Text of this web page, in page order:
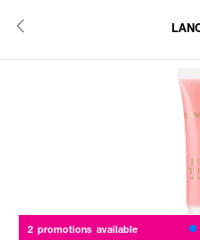
2 promotions available